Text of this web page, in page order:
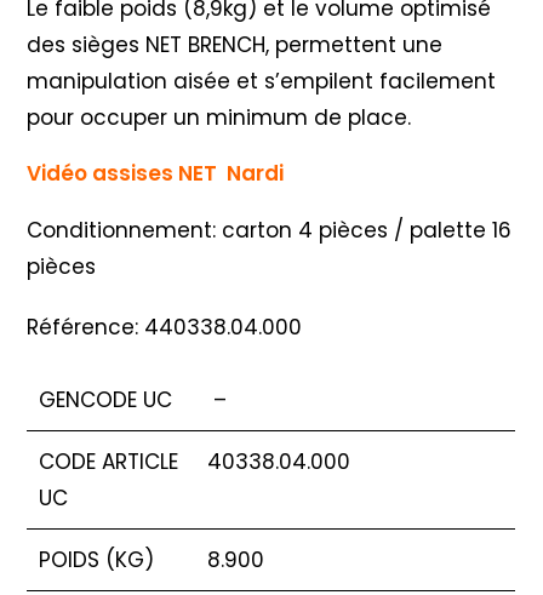
Le faible poids (8,9kg) et le volume optimisé
des sièges NET BRENCH, permettent une
manipulation aisée et s’empilent facilement
pour occuper un minimum de place.
Vidéo assises NET Nardi
Conditionnement: carton 4 pièces / palette 16
pièces
Référence: 440338.04.000
GENCODE UC –
CODE ARTICLE
UC
40338.04.000
POIDS (KG) 8.900